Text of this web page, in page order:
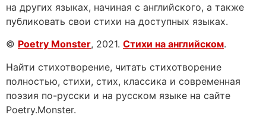
на других языках, начиная с английского, а также
публиковать свои стихи на доступных языках.
© Poetry Monster, 2021. Стихи на английском.
Найти стихотворение, читать стихотворение
полностью, стихи, стих, классика и современная
поэзия по-русски и на русском языке на сайте
Poetry.Monster.